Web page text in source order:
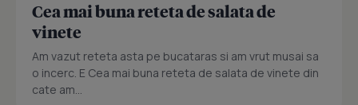
Cea mai buna reteta de salata de
vinete
Am vazut reteta asta pe bucataras si am vrut musai sa
o incerc. E Cea mai buna reteta de salata de vinete din
cate am...